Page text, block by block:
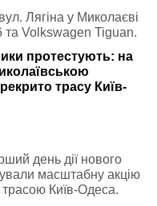
Лягіна у Миколаєві
та Volkswagen Tiguan.
протестують: на
трасу Київ-
день дії нового
масштабну акцію
Київ-Одеса.